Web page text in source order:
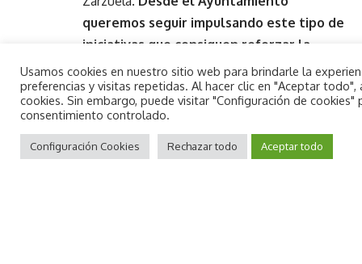
Privacy Policy andTerms of Use.
Aceptar
queremos seguir impulsando este tipo de
iniciativas que consiguen reforzar la
agenda cultural durante todo el año”, ha
explicado la edil.
Por su parte, el concejal de Cultura, Juan
García, ha expresado: “Quiero agradecer a
todos los vecinos del municipio que nos
Usamos cookies en nuestro sitio web para brindarle la
preferencias y visitas repetidas. Al hacer clic en "Aceptar
cookies. Sin embargo, puede visitar "Configuración de cookies"
consentimiento controlado.
Configuración Cookies Rechazar todo Aceptar todo